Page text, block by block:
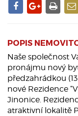
POPIS
Naše společnost
pronájmu nový
předzahrádkou
nové Rezidence
Jinonice.
atraktivní lokalitě